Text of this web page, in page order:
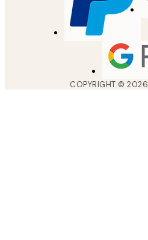
COPYRIGHT ©2026